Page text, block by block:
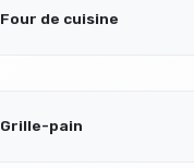
Four de cuisine
Grille-pain